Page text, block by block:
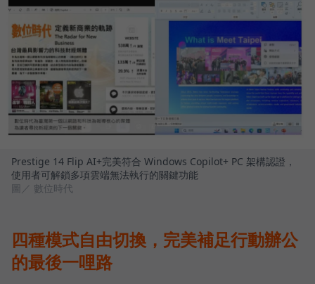
Prestige 14 Flip AI+完美符合 Windows Copilot+ PC 架構認證，
使用者可解鎖多項雲端無法執行的關鍵功能
圖／ 數位時代
四種模式自由切換，完美補足行動辦公
的最後一哩路